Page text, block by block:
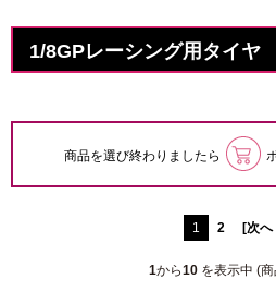
1/8GPレーシング用タイヤ
商品を選び終わりましたら
1 2 [次へ
1から10を表示中 (商